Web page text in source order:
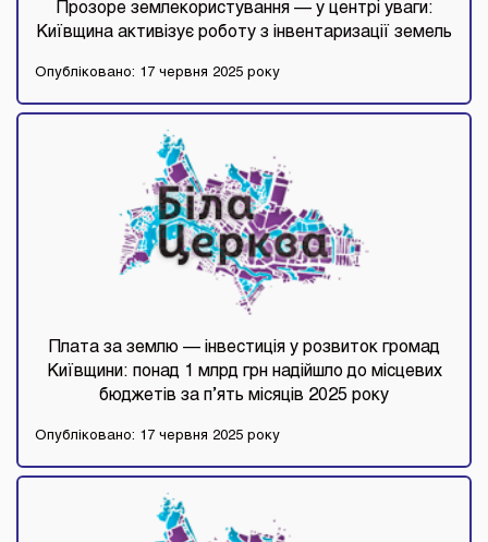
Прозоре землекористування — у центрі уваги:
Київщина активізує роботу з інвентаризації земель
Опубліковано: 17 червня 2025 року
Плата за землю — інвестиція у розвиток громад
Київщини: понад 1 млрд грн надійшло до місцевих
бюджетів за п’ять місяців 2025 року
Опубліковано: 17 червня 2025 року